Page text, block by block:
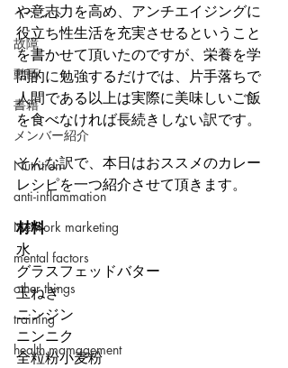
イベント
故障
動画
書籍
メンバー紹介
Nutrition
anti-inflammation
Network marketing
mental factors
other things
training
health mamagement
や意志力を高め、アンチエイジングに
役立ち性生活を充実させるということ
を書かせて頂いたのですが、栄養を学
問的に勉強するだけでは、片手落ちで
人間である以上は実際に美味しいご飯
を食べなければ長続きしない訳です。
そんな訳で、本日はおススメのカレー
レシピを一つ紹介させて頂きます。
材料
水
グラスフェッドバター
玉ねぎ
ニンジン
ニンニク
全粒粉小麦粉